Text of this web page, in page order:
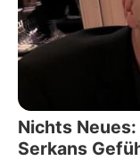
Nichts
Serkans